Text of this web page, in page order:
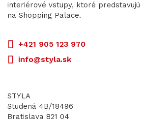
interiérové vstupy, ktoré predstavujú
na Shopping Palace.
+421 905 123 970
info@styla.sk
STYLA
Studená 4B/18496
Bratislava 821 04